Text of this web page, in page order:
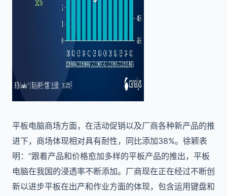
平板电脑商场方面，在活动促销以及厂商各种新产品的推
进下，商场体现相对具有耐性，同比添加38%。徐颖表
明：“跟着产品和价格愈加多样的平板产品的推出，平板
电脑在我国的浸透率不断添加。厂商现在正在经过不断创
新以进步平板在出产和作业方面的体现，包含运用键盘和